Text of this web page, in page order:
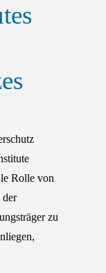
Rolle von
der
zu